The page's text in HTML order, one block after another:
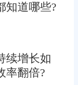
知道哪些?
续增长如
率翻倍?